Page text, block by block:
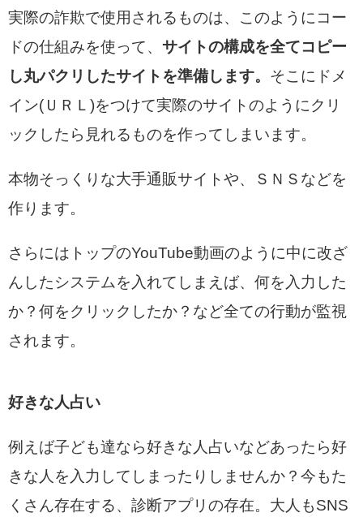
実際の詐欺で使用されるものは、このようにコー
ドの仕組みを使って、 サイトの構成を全てコピー
し丸パクリしたサイトを準備します。 そこにドメ
イン(ＵＲＬ)をつけて実際のサイトのようにクリ
ックしたら見れるものを作ってしまいます。
本物そっくりな大手通販サイトや、ＳＮＳなどを
作ります。
さらにはトップのYouTube動画のように中に改ざ
んしたシステムを入れてしまえば、何を入力した
か？何をクリックしたか？など全ての行動が監視
されます。
好きな人占い
例えば子ども達なら好きな人占いなどあったら好
きな人を入力してしまったりしませんか？今もた
くさん存在する、診断アプリの存在。大人もSNS